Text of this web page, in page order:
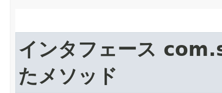
インタフェース
たメソッド